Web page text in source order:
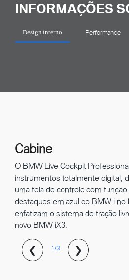
INFORMAÇÕES
Design interno Performance
Cabine
O BMW Live Cockpit
instrumentos totalmente digital,
uma tela de controle com
destaques em azul do BMW i no
enfatizam o sistema de tração
novo BMW iX3.
❮ 1/3 ❯